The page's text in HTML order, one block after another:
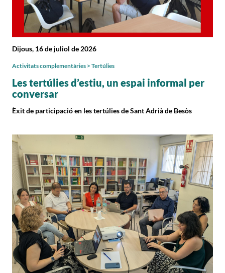
Les tertúlies d’estiu, un espai informal per
conversar
Dijous, 16 de juliol de 2026
Activitats complementàries > Tertúlies
Èxit de participació en les tertúlies de Sant Adrià de Besòs